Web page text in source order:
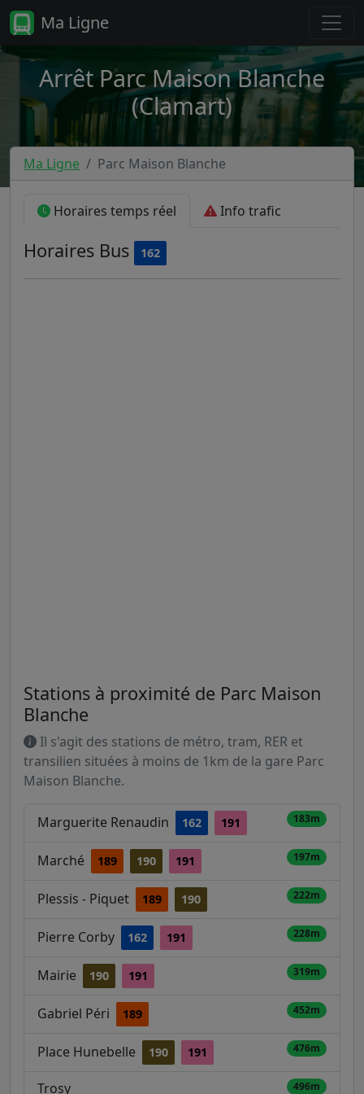
Ma Ligne
Arrêt Parc Maison Blanche
(Clamart)
Ma Ligne Parc Maison Blanche
Horaires temps réel Info trafic
Horaires Bus 162
Stations à proximité de Parc Maison
Blanche
Il s'agit des stations de métro, tram, RER et
transilien situées à moins de 1km de la gare Parc
Maison Blanche.
Marguerite Renaudin 162 191 183m
Marché 189 190 191 197m
Plessis - Piquet 189 190 222m
Pierre Corby 162 191 228m
Mairie 190 191 319m
Gabriel Péri 189 452m
Place Hunebelle 190 191 476m
Trosy 496m